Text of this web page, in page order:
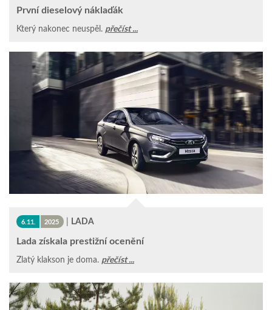
První dieselový náklaďák
Který nakonec neuspěl. přečíst ...
6.11. 2025 | LADA
Lada získala prestižní ocenění
Zlatý klakson je doma. přečíst ...